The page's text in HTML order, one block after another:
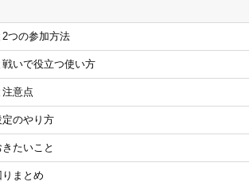
つの参加方法
いで役立つ使い方
意点
のやり方
たいこと
まとめ